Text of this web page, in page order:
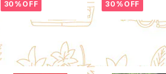
IME. )
30%OFF
IME. )
30%OFF